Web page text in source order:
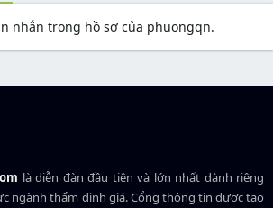
nhắn trong hồ sơ của phuongqn.
là diễn đàn đầu tiên và lớn nhất dành riêng
ngànhthẩm định giá. Cổng thông tin được tạo